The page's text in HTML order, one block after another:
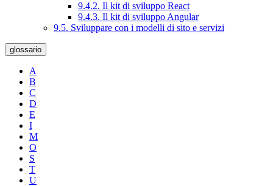
9.4.2. Il kit di sviluppo React
9.4.3. Il kit di sviluppo Angular
9.5. Sviluppare con i modelli di sito e servizi
glossario
A
B
C
D
E
I
M
O
S
T
U